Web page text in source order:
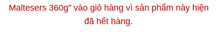
Maltesers 360g" vào giỏ hàng vì sản phẩm này hiện
đã hết hàng.